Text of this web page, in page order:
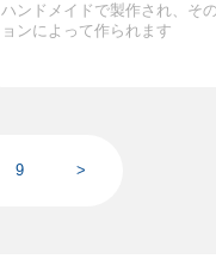
ハンドメイドで製作され、そ
ョンによって作られます
9 >